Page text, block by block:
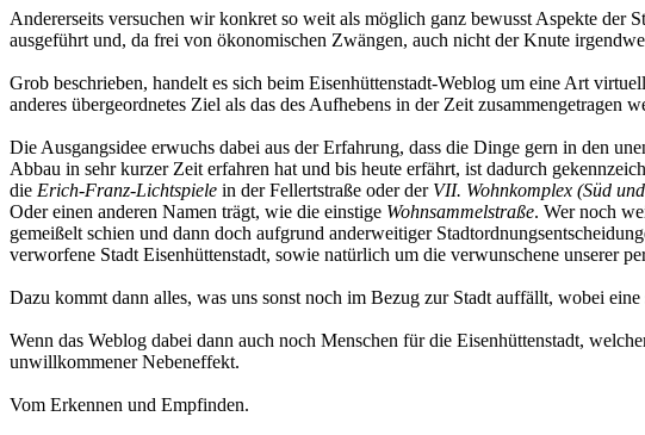
Andererseits versuchen wir konkret so weit als möglich ganz bewusst Aspekte
ausgeführt und, da frei von ökonomischen Zwängen, auch nicht der Knute
Grob beschrieben, handelt es sich beim Eisenhüttenstadt-Weblog um eine Art
anderes übergeordnetes Ziel als das des Aufhebens in der Zeit zusammengetragen
Die Ausgangsidee erwuchs dabei aus der Erfahrung, dass die Dinge gern in den
Abbau in sehr kurzer Zeit erfahren hat und bis heute erfährt, ist dadurch
die Erich-Franz-Lichtspiele in der Fellertstraße oder der VII. Wohnkomplex (Süd
Oder einen anderen Namen trägt, wie die einstige Wohnsammelstraße. Wer noch
gemeißelt schien und dann doch aufgrund anderweitiger
verworfene Stadt Eisenhüttenstadt, sowie natürlich um die verwunschene unserer
Dazu kommt dann alles, was uns sonst noch im Bezug zur Stadt auffällt, wobei
Wenn das Weblog dabei dann auch noch Menschen für die Eisenhüttenstadt,
unwillkommener Nebeneffekt.
Vom Erkennen und Empfinden.